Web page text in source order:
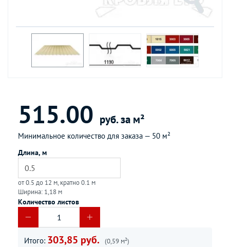
515.00 руб. за м²
Минимальное количество для заказа — 50 м²
Длина, м
от 0.5 до 12 м, кратно 0.1 м
Ширина: 1,18 м
Количество листов
Итого: 303,85 руб. (0,59 м²)